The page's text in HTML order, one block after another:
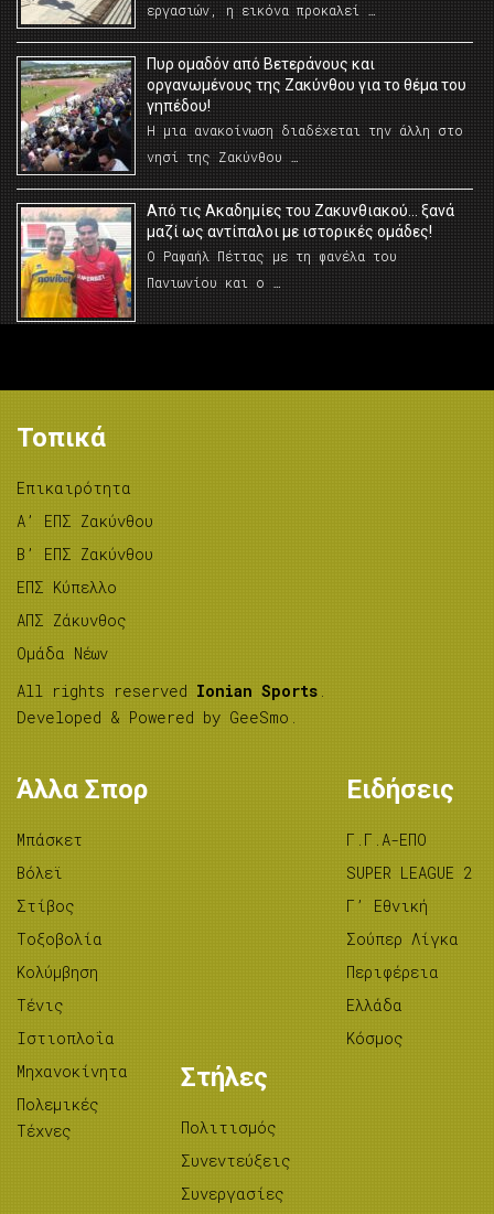
εργασιών, η εικόνα προκαλεί …
Πυρ ομαδόν από Βετεράνους και
οργανωμένους της Ζακύνθου για το θέμα του
γηπέδου!
Η μια ανακοίνωση διαδέχεται την άλλη στο
νησί της Ζακύνθου …
Από τις Ακαδημίες του Ζακυνθιακού… ξανά
μαζί ως αντίπαλοι με ιστορικές ομάδες!
Ο Ραφαήλ Πέττας με τη φανέλα του
Πανιωνίου και ο …
Τοπικά
Επικαιρότητα
A’ ΕΠΣ Ζακύνθου
B’ ΕΠΣ Ζακύνθου
ΕΠΣ Κύπελλο
ΑΠΣ Ζάκυνθος
Ομάδα Νέων
All rights reserved Ionian Sports .
Developed & Powered by GeeSmo .
Άλλα Σπορ
Μπάσκετ
Βόλεϊ
Στίβος
Tοξοβολία
Κολύμβηση
Τένις
Ιστιοπλοΐα
Μηχανοκίνητα
Πολεμικές
Τέχνες
Ειδήσεις
Γ.Γ.Α-ΕΠΟ
SUPER LEAGUE 2
Γ’ Εθνική
Σούπερ Λίγκα
Περιφέρεια
Ελλάδα
Κόσμος
Στήλες
Πολιτισμός
Συνεντεύξεις
Συνεργασίες